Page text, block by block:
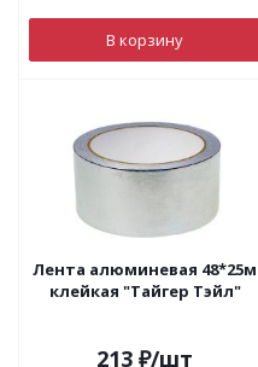
В корзину
Лента алюминевая 48*25м
клейкая "Тайгер Тэйл"
213 ₽/шт